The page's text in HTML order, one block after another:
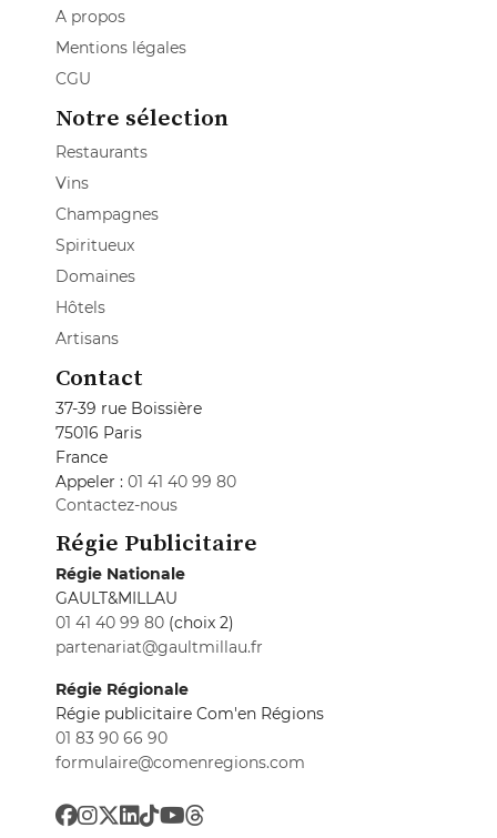
A propos
Mentions légales
CGU
Notre sélection
Restaurants
Vins
Champagnes
Spiritueux
Domaines
Hôtels
Artisans
Contact
37-39 rue Boissière
75016 Paris
France
Appeler : 01 41 40 99 80
Contactez-nous
Régie Publicitaire
Régie Nationale
GAULT&MILLAU
01 41 40 99 80 (choix 2)
partenariat@gaultmillau.fr
Régie Régionale
Régie publicitaire Com'en Régions
01 83 90 66 90
formulaire@comenregions.com